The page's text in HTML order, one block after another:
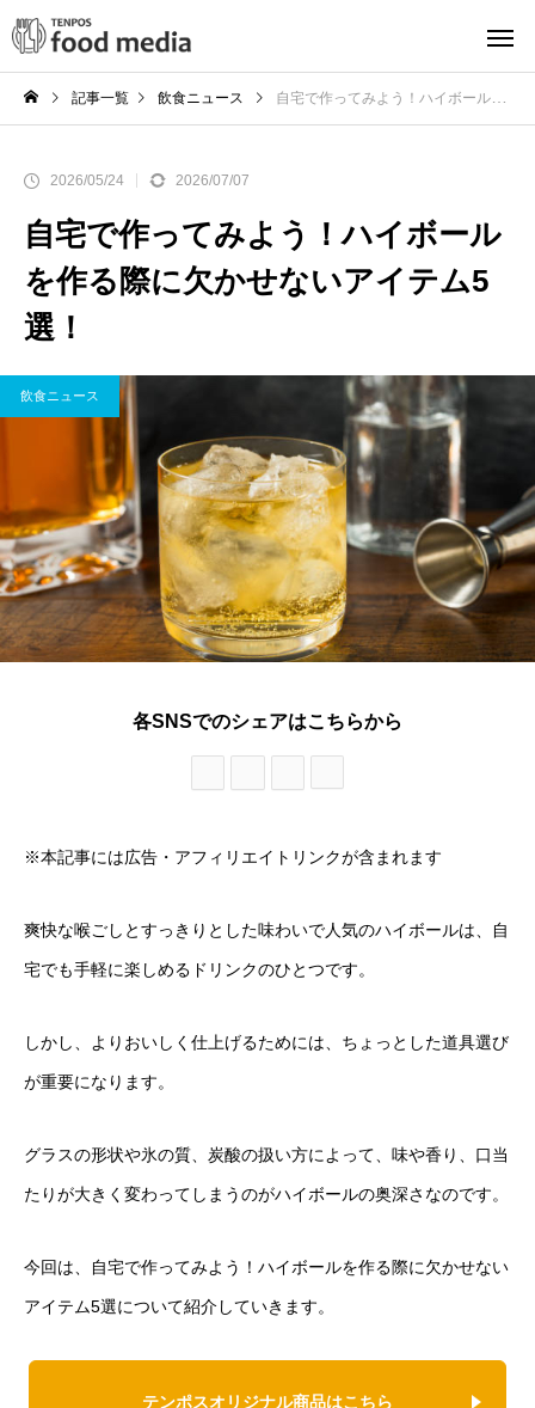
記事一覧 飲食ニュース 自宅で作ってみよう！ハイボールを作る際に欠かせないアイテム5選！
2026/05/24 2026/07/07
自宅で作ってみよう！ハイボール
を作る際に欠かせないアイテム5
選！
飲食ニュース
各SNSでのシェアはこちらから
※本記事には広告・アフィリエイトリンクが含まれます
爽快な喉ごしとすっきりとした味わいで人気のハイボールは、自
宅でも手軽に楽しめるドリンクのひとつです。
しかし、よりおいしく仕上げるためには、ちょっとした道具選び
が重要になります。
グラスの形状や氷の質、炭酸の扱い方によって、味や香り、口当
たりが大きく変わってしまうのがハイボールの奥深さなのです。
今回は、自宅で作ってみよう！ハイボールを作る際に欠かせない
アイテム5選について紹介していきます。
テンポスオリジナル商品はこちら